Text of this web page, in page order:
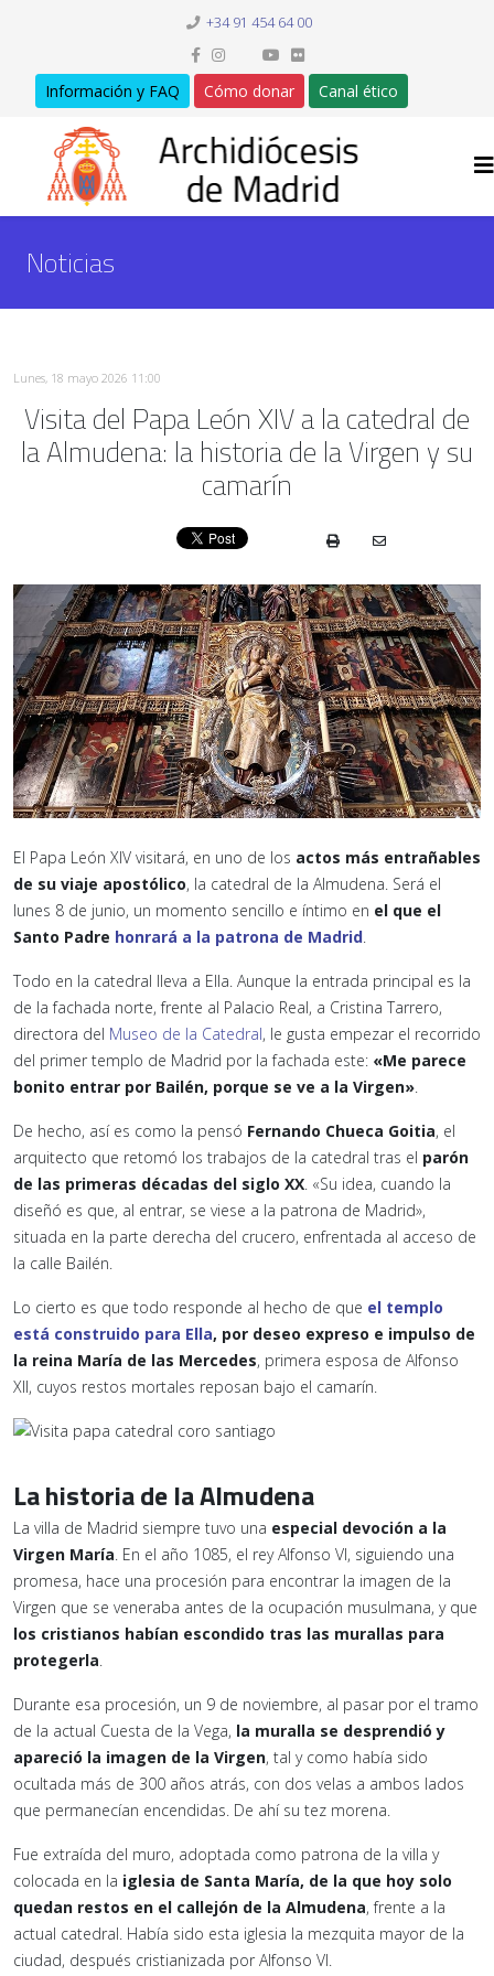
+34 91 454 64 00
Información y FAQ Cómo donar Canal ético
Noticias
Lunes, 18 mayo 2026 11:00
Visita del Papa León XIV a la catedral de
la Almudena: la historia de la Virgen y su
camarín
El Papa León XIV visitará, en uno de los actos más entrañables
de su viaje apostólico, la catedral de la Almudena. Será el
lunes 8 de junio, un momento sencillo e íntimo en el que el
Santo Padre honrará a la patrona de Madrid.
Todo en la catedral lleva a Ella. Aunque la entrada principal es la
de la fachada norte, frente al Palacio Real, a Cristina Tarrero,
directora del Museo de la Catedral, le gusta empezar el recorrido
del primer templo de Madrid por la fachada este: «Me parece
bonito entrar por Bailén, porque se ve a la Virgen».
De hecho, así es como la pensó Fernando Chueca Goitia, el
arquitecto que retomó los trabajos de la catedral tras el parón
de las primeras décadas del siglo XX. «Su idea, cuando la
diseñó es que, al entrar, se viese a la patrona de Madrid»,
situada en la parte derecha del crucero, enfrentada al acceso de
la calle Bailén.
Lo cierto es que todo responde al hecho de que el templo
está construido para Ella, por deseo expreso e impulso de
la reina María de las Mercedes, primera esposa de Alfonso
XII, cuyos restos mortales reposan bajo el camarín.
La historia de la Almudena
La villa de Madrid siempre tuvo una especial devoción a la
Virgen María. En el año 1085, el rey Alfonso VI, siguiendo una
promesa, hace una procesión para encontrar la imagen de la
Virgen que se veneraba antes de la ocupación musulmana, y que
los cristianos habían escondido tras las murallas para
protegerla.
Durante esa procesión, un 9 de noviembre, al pasar por el tramo
de la actual Cuesta de la Vega, la muralla se desprendió y
apareció la imagen de la Virgen, tal y como había sido
ocultada más de 300 años atrás, con dos velas a ambos lados
que permanecían encendidas. De ahí su tez morena.
Fue extraída del muro, adoptada como patrona de la villa y
colocada en la iglesia de Santa María, de la que hoy solo
quedan restos en el callejón de la Almudena, frente a la
actual catedral. Había sido esta iglesia la mezquita mayor de la
ciudad, después cristianizada por Alfonso VI.